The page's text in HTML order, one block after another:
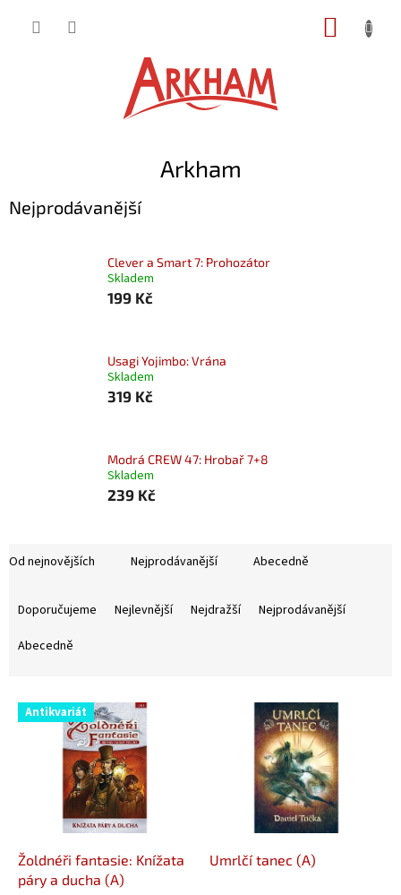
Arkham
Nejprodávanější
Clever a Smart 7: Prohozátor
Skladem
199 Kč
Usagi Yojimbo: Vrána
Skladem
319 Kč
Modrá CREW 47: Hrobař 7+8
Skladem
239 Kč
Od nejnovějších Nejprodávanější Abecedně
p
Doporučujeme Nejlevnější Nejdražší
Nejprodávanější
Abecedně
V Antikvariát
Žoldnéři fantasie: Knížata
páry a ducha (A)
Umrlčí tanec (A)